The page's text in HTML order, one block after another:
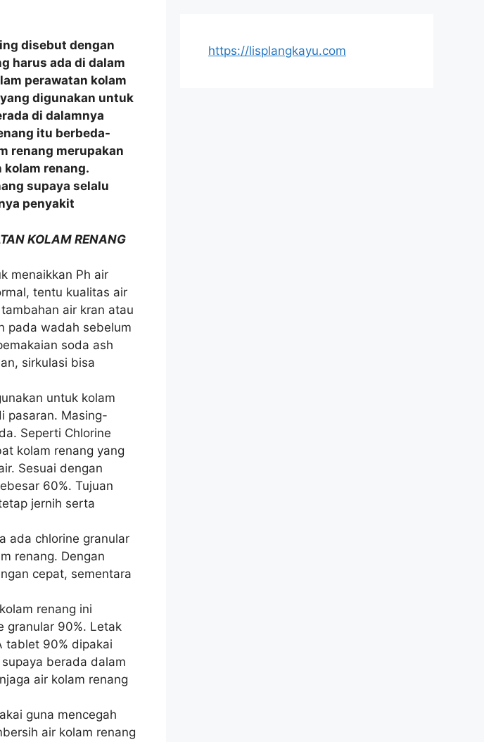
disebut dengan
harus ada di dalam
perawatan kolam
digunakan untuk
di dalamnya
itu berbeda-
renang merupakan
kolam renang.
supaya selalu
penyakit
KOLAM RENANG
menaikkan Ph air
tentu kualitas air
air kran atau
pada wadah sebelum
soda ash
sirkulasi bisa
untuk kolam
pasaran. Masing-
Seperti Chlorine
kolam renang yang
Sesuai dengan
60%. Tujuan
jernih serta
ada chlorine granular
renang. Dengan
cepat, sementara
renang ini
granular 90%. Letak
tablet 90% dipakai
berada dalam
air kolam renang
guna mencegah
air kolam renang
https://lisplangkayu.com